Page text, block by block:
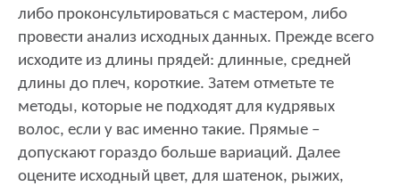
либо проконсультироваться с мастером, либо
провести анализ исходных данных. Прежде всего
исходите из длины прядей: длинные, средней
длины до плеч, короткие. Затем отметьте те
методы, которые не подходят для кудрявых
волос, если у вас именно такие. Прямые –
допускают гораздо больше вариаций. Далее
оцените исходный цвет, для шатенок, рыжих,